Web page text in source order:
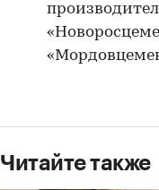
Читайте также